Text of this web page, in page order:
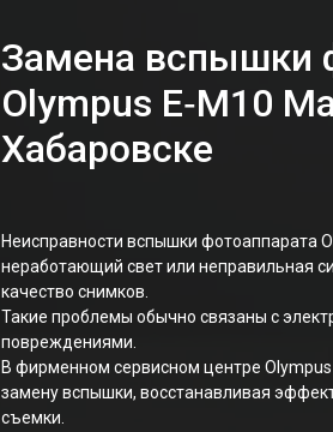
Замена вспышки
Olympus E‑M10
Хабаровске
Неисправности вспышки фотоаппарата
неработающий свет или неправильная
качество снимков.
Такие проблемы обычно связаны с
повреждениями.
В фирменном сервисном центре
замену вспышки, восстанавливая
съемки.